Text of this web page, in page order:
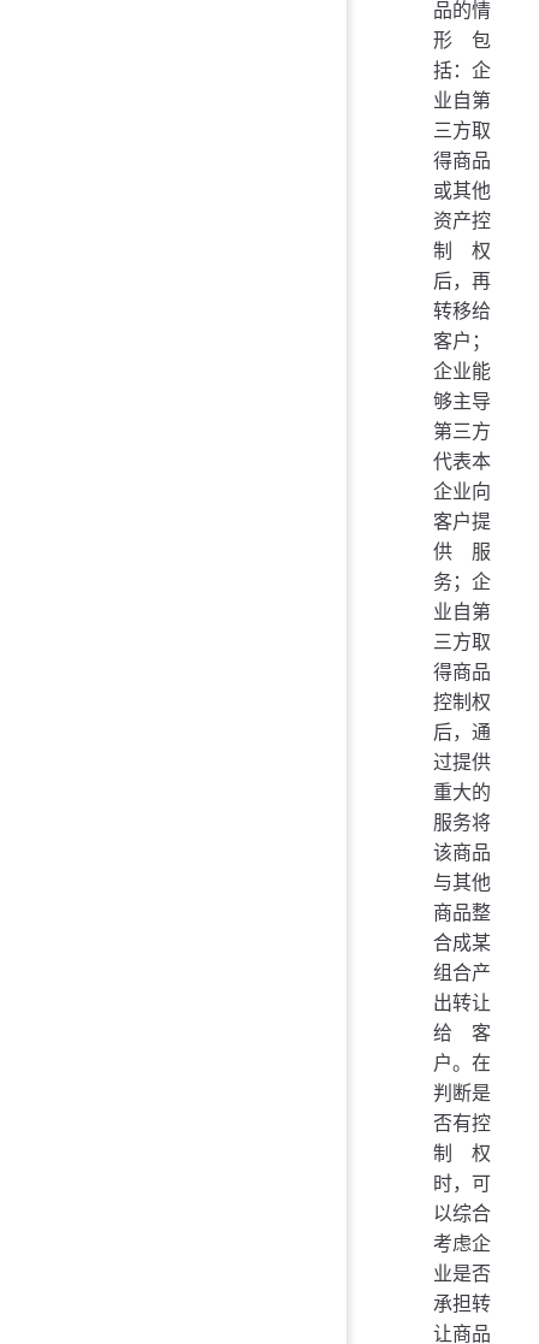
品的情
形包
括：企
业自第
三方取
得商品
或其他
资产控
制权
后，再
转移给
客户；
企业能
够主导
第三方
代表本
企业向
客户提
供服
务；企
业自第
三方取
得商品
控制权
后，通
过提供
重大的
服务将
该商品
与其他
商品整
合成某
组合产
出转让
给客
户。在
判断是
否有控
制权
时，可
以综合
考虑企
业是否
承担转
让商品